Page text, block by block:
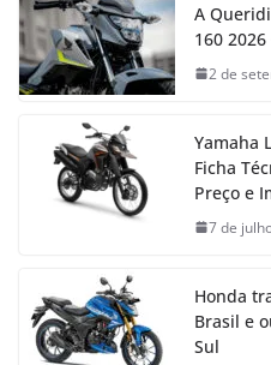
A
160
2 de
Yamaha
Ficha
Preço e
7 de
Honda
Brasil e
Sul